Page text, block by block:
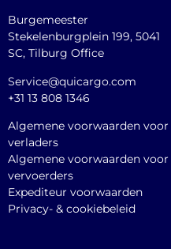
Burgemeester
Stekelenburgplein 199, 5041
SC, Tilburg Office
Service@quicargo.com
+31 13 808 1346
Algemene voorwaarden voor
verladers
Algemene voorwaarden voor
vervoerders
Expediteur voorwaarden
Privacy- & cookiebeleid